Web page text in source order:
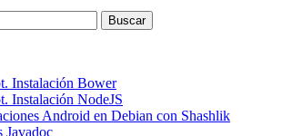
Instalación Bower
Instalación NodeJS
Android en Debian con Shashlik
Javadoc